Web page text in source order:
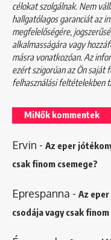
célokat szolgálnak. Nem
hallgatólagos garanciát az
megfelelőségére,
alkalmasságára vagy
másra vonatkozóan. Az
ezért szigorúan az Ön
felhasználási feltételekben
MiNők kommentek
Ervin - Az eper
csak finom csemege?
Eprespanna - Az
csodája vagy csak finom